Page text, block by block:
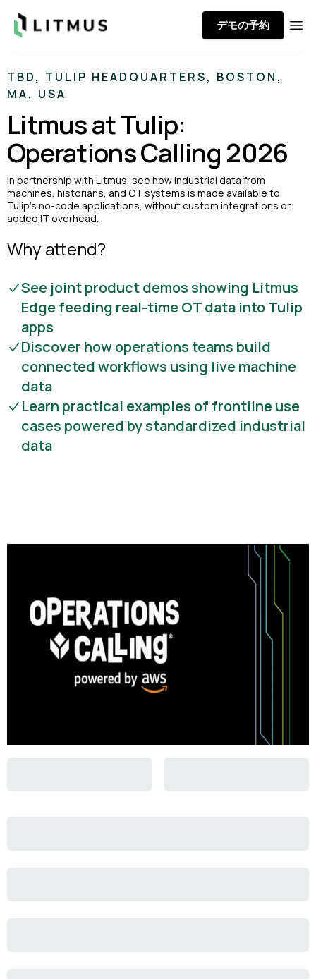
Litmus デモの予約
TBD, TULIP HEADQUARTERS, BOSTON,
MA, USA
Litmus at Tulip:
Operations Calling 2026
In partnership with Litmus, see how industrial data from
machines, historians, and OT systems is made available to
Tulip’s no-code applications, without custom integrations or
added IT overhead.
Why attend?
See joint product demos showing Litmus
Edge feeding real-time OT data into Tulip
apps
Discover how operations teams build
connected workflows using live machine
data
Learn practical examples of frontline use
cases powered by standardized industrial
data